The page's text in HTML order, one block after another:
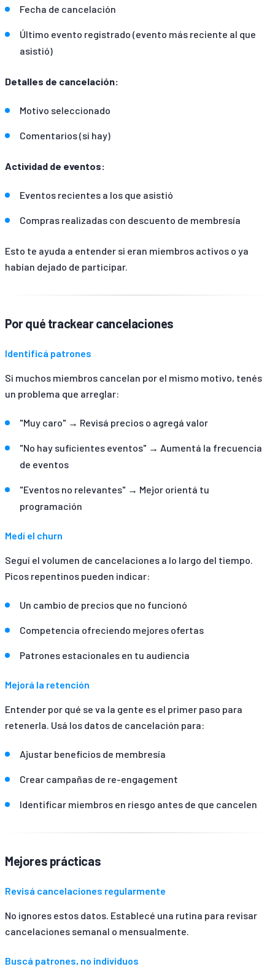
Fecha de cancelación
Último evento registrado (evento más reciente al que
asistió)
Detalles de cancelación:
Motivo seleccionado
Comentarios (si hay)
Actividad de eventos:
Eventos recientes a los que asistió
Compras realizadas con descuento de membresía
Esto te ayuda a entender si eran miembros activos o ya
habían dejado de participar.
Por qué trackear cancelaciones
Identificá patrones
Si muchos miembros cancelan por el mismo motivo, tenés
un problema que arreglar:
"Muy caro" → Revisá precios o agregá valor
"No hay suficientes eventos" → Aumentá la frecuencia
de eventos
"Eventos no relevantes" → Mejor orientá tu
programación
Medí el churn
Seguí el volumen de cancelaciones a lo largo del tiempo.
Picos repentinos pueden indicar:
Un cambio de precios que no funcionó
Competencia ofreciendo mejores ofertas
Patrones estacionales en tu audiencia
Mejorá la retención
Entender por qué se va la gente es el primer paso para
retenerla. Usá los datos de cancelación para:
Ajustar beneficios de membresía
Crear campañas de re-engagement
Identificar miembros en riesgo antes de que cancelen
Mejores prácticas
Revisá cancelaciones regularmente
No ignores estos datos. Establecé una rutina para revisar
cancelaciones semanal o mensualmente.
Buscá patrones, no individuos